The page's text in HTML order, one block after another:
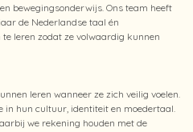
bewegingsonderwijs. Ons team heeft
de Nederlandse taal én
leren zodat ze volwaardig kunnen
leren wanneer ze zich veilig voelen.
in hun cultuur, identiteit en moedertaal.
we rekening houden met de